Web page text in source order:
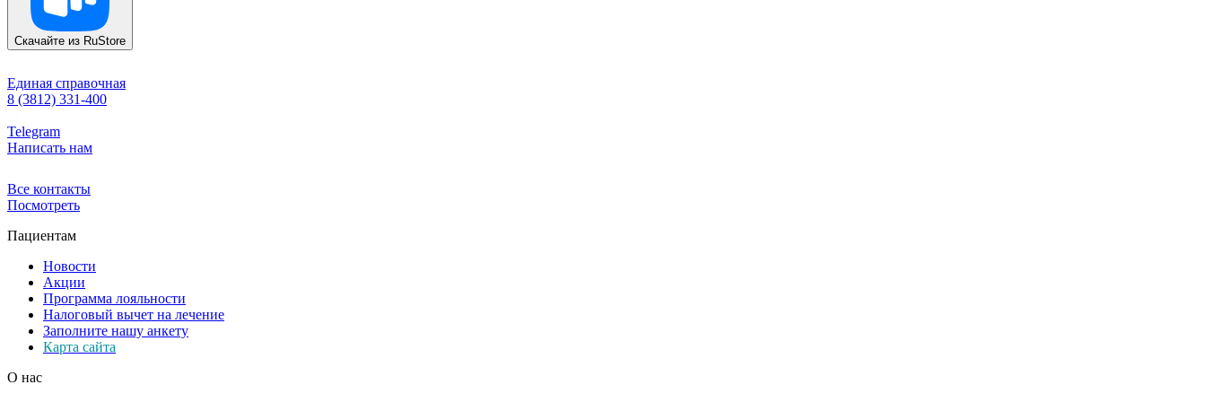
Скачайте из RuStore
Единая справочная
8 (3812) 331-400
Telegram
Написать нам
Все контакты
Посмотреть
Пациентам
Новости
Акции
Программа лояльности
Налоговый вычет на лечение
Заполните нашу анкету
Карта сайта
О нас